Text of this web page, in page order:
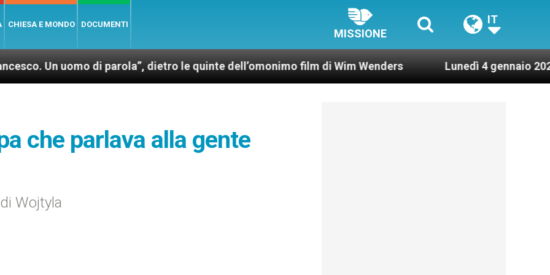
CHIESA E MONDO DOCUMENTI
MISSIONE
IT
di parola”, dietro le quinte dell’omonimo film di Wim Wenders Lunedì 4 gennaio 2021:
che parlava alla gente
Wojtyla